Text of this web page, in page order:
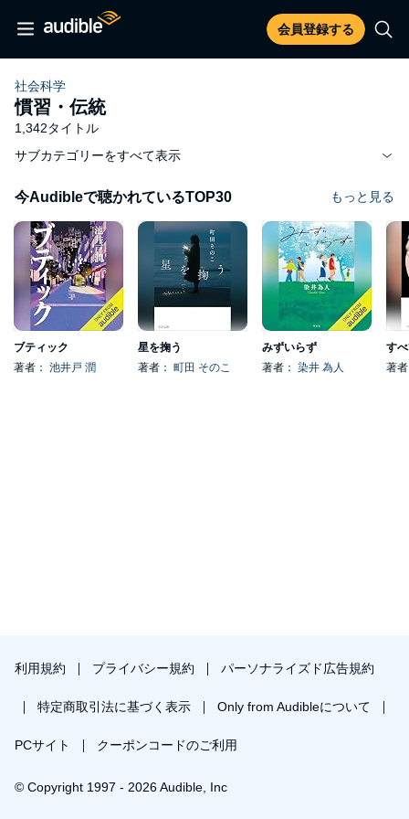
会員登録する
社会科学
慣習・伝統
1,342タイトル
サブカテゴリーをすべて表示
今Audibleで聴かれているTOP30 もっと見る
ブティック
著者： 池井戸 潤
星を掬う
著者： 町田 そのこ
みずいらず
著者： 染井 為人 著
利用規約 プライバシー規約 パーソナライズド広告規約
特定商取引法に基づく表示 Only from Audibleについて
PCサイト クーポンコードのご利用
© Copyright 1997 - 2026 Audible, Inc